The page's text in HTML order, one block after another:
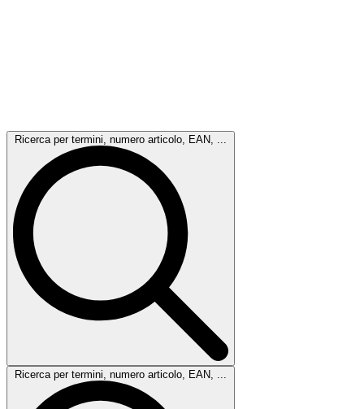
Ricerca per termini, numero articolo, EAN, ...
Ricerca per termini, numero articolo, EAN, ...